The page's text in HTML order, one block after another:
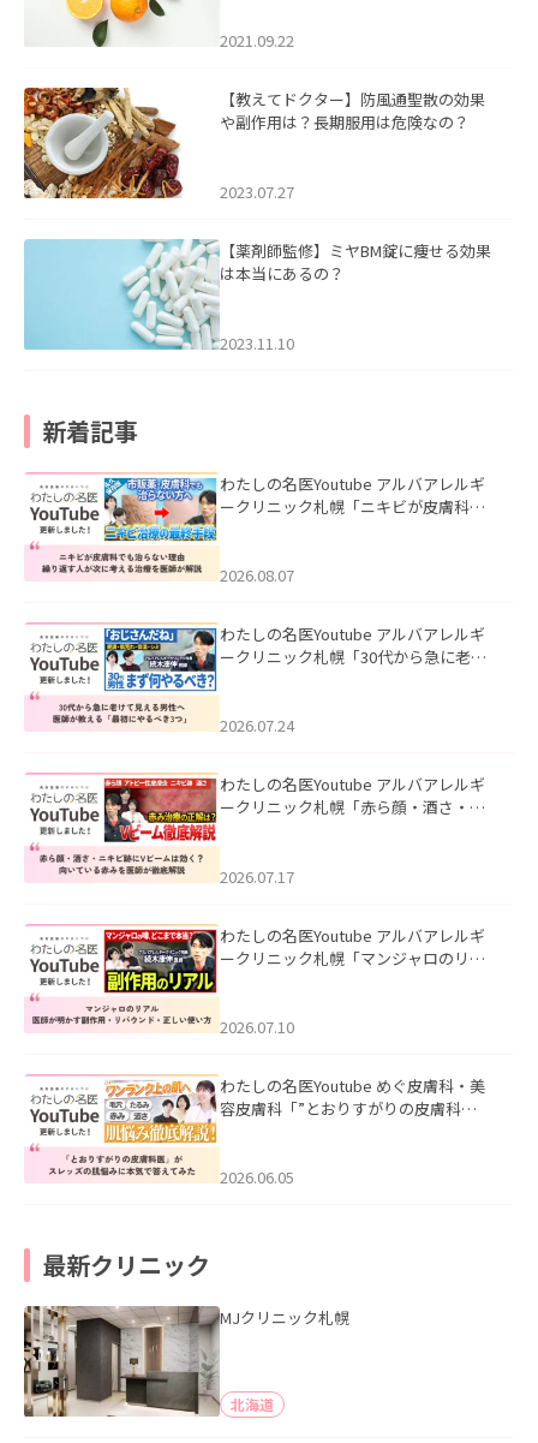
2021.09.22
【教えてドクター】防風通聖散の効果
や副作用は？長期服用は危険なの？
2023.07.27
【薬剤師監修】ミヤBM錠に痩せる効果
は本当にあるの？
2023.11.10
新着記事
わたしの名医Youtube アルバアレルギ
ークリニック札幌「ニキビが皮膚科で
ました。
2026.08.07
わたしの名医Youtube アルバアレルギ
ークリニック札幌「30代から急に老け
た。
2026.07.24
わたしの名医Youtube アルバアレルギ
ークリニック札幌「赤ら顔・酒さ・ニ
した。
2026.07.17
わたしの名医Youtube アルバアレルギ
ークリニック札幌「マンジャロのリア
た。
2026.07.10
わたしの名医Youtube めぐ皮膚科・美
容皮膚科「”とおりすがりの皮膚科
2026.06.05
最新クリニック
MJクリニック札幌
北海道